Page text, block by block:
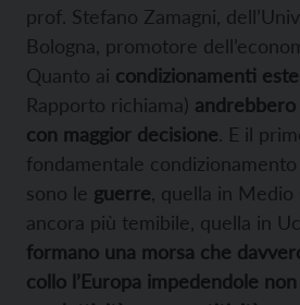
prof. Stefano Zamagni,
Bologna, promotore
Quanto ai condizionamenti
Rapporto richiama)
con maggior decisione. E il
fondamentale
sono le guerre , quella in
ancora più temibile, quella in
formano una morsa che
collo l’Europa impedendole